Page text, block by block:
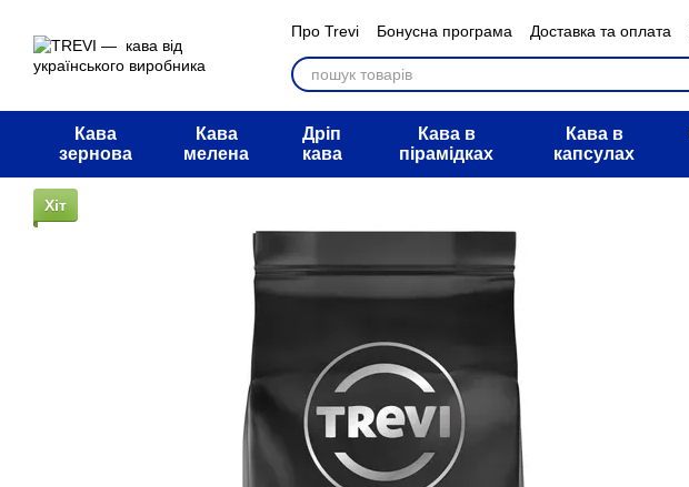
Про Trevi Бонусна програма Доставка та оплата
Мегарозіграш АТБ
Обмін та повернення
Питання та відповіді
Кава
зернова
Кава
мелена
Дріп
кава
Кава в
пірамідках
Кава в
капсулах
Хіт